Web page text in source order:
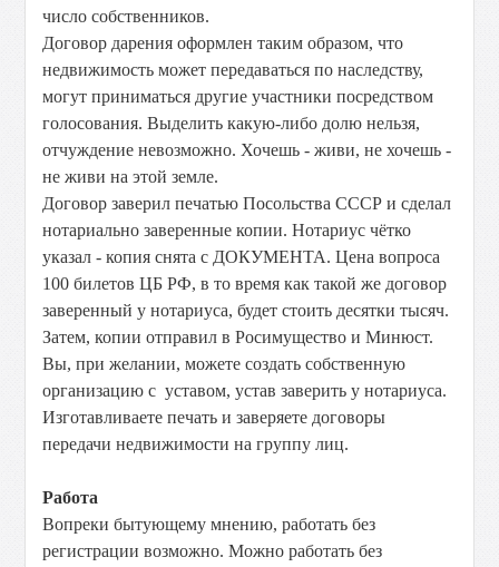
число собственников.
Договор дарения оформлен таким образом, что
недвижимость может передаваться по наследству,
могут приниматься другие участники посредством
голосования. Выделить какую-либо долю нельзя,
отчуждение невозможно. Хочешь - живи, не хочешь -
не живи на этой земле.
Договор заверил печатью Посольства СССР и сделал
нотариально заверенные копии. Нотариус чётко
указал - копия снята с ДОКУМЕНТА. Цена вопроса
100 билетов ЦБ РФ, в то время как такой же договор
заверенный у нотариуса, будет стоить десятки тысяч.
Затем, копии отправил в Росимущество и Минюст.
Вы, при желании, можете создать собственную
организацию с уставом, устав заверить у нотариуса.
Изготавливаете печать и заверяете договоры
передачи недвижимости на группу лиц.
Работа
Вопреки бытующему мнению, работать без
регистрации возможно. Можно работать без